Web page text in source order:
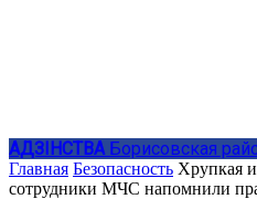
АДЗIНСТВА Борисовская
Главная Безопасность Хрупкая
сотрудники МЧС напомнили